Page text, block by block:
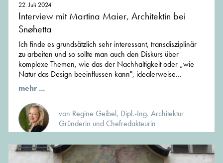
22. Juli 2024
Interview mit Martina Maier, Architektin bei
Snøhetta
Ich finde es grundsätzlich sehr interessant, transdisziplinär
zu arbeiten und so sollte man auch den Diskurs über
komplexe Themen, wie das der Nachhaltigkeit oder „wie
Natur das Design beeinflussen kann", idealerweise...
mehr ...
von Regine Geibel, Dipl.-Ing. Architektur
Gründerin und Chefredakteurin